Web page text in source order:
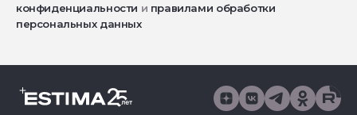
конфиденциальности и правилами обработки
персональных данных